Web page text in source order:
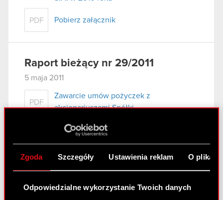
Zgoda Szczegóły Ustawienia reklam O
Odpowiedzialne wykorzystanie Twoich danych
PDF Pobierz załącznik
Raport bieżący nr 29/2011
5 maja 2011
PDF
Zawarcie umów pożyczek z
akcjonariuszami Spółki
Raport bieżący nr 28/2011
5 maja 2011
PDF Zawarcie aneksu do umowy znaczącej